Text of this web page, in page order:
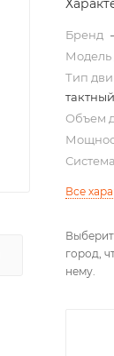
Бренд
Модель
Тип
Объем
Все
город,
нему.